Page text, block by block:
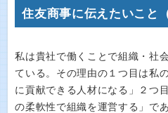
住友商事に伝えたいこと
私は貴社で働くことで組織・社
ている。その理由の１つ目は私
に貢献できる人材になる」２つ
の柔軟性で組織を運営する」で